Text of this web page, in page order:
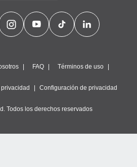
FAQ Términos de uso
Configuración de privacidad
Todos los derechos reservados